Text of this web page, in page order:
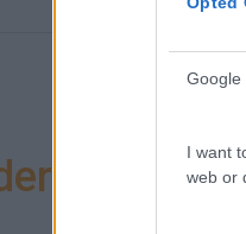
Google
I want
web or
Gostar